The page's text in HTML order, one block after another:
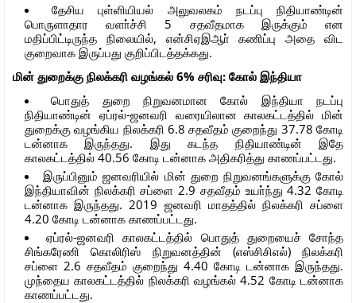
தேசிய புள்ளியியல் அலுவலகம் நடப்பு நிதியாண்டின்
பொருளாதார வளா்ச்சி 5 சதவீதமாக இருக்கும் என
மதிப்பிட்டிருந்த நிலையில், என்சிஏஇஆா் கணிப்பு அதை விட
குறைவாக இருப்பது குறிப்பிடத்தக்கது.
மின் துறைக்கு நிலக்கரி வழங்கல் 6% சரிவு: கோல் இந்தியா
பொதுத் துறை நிறுவனமான கோல் இந்தியா நடப்பு
நிதியாண்டின் ஏப்ரல்-ஜனவரி வரையிலான காலகட்டத்தில் மின்
துறைக்கு வழங்கிய நிலக்கரி 6.8 சதவீதம் குறைந்து 37.78 கோடி
டன்னாக இருந்தது. இது கடந்த நிதியாண்டின் இதே
காலகட்டத்தில் 40.56 கோடி டன்னாக அதிகரித்து காணப்பட்டது.
இருப்பினும் ஜனவரியில் மின் துறை நிறுவனங்களுக்கு கோல்
இந்தியாவின் நிலக்கரி சப்ளை 2.9 சதவீதம் உயா்ந்து 4.32 கோடி
டன்னாக இருந்தது. 2019 ஜனவரி மாதத்தில் நிலக்கரி சப்ளை
4.20 கோடி டன்னாக காணப்பட்டது.
ஏப்ரல்-ஜனவரி காலகட்டத்தில் பொதுத் துறையைச் சோந்த
சிங்கரேணி கொலிரிஸ் நிறுவனத்தின் (எஸ்சிசிஎல்) நிலக்கரி
சப்ளை 2.6 சதவீதம் குறைந்து 4.40 கோடி டன்னாக இருந்தது.
முந்தைய காலகட்டத்தில் நிலக்கரி வழங்கல் 4.52 கோடி டன்னாக
காணப்பட்டது.